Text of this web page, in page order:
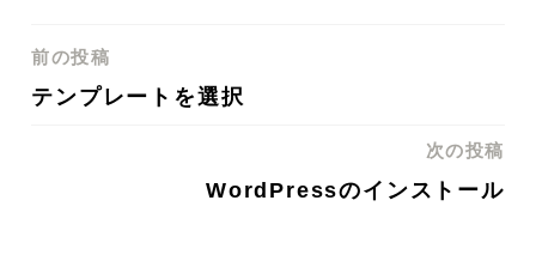
投
前の投稿
テンプレートを選択
次の投稿
WordPressのインストール